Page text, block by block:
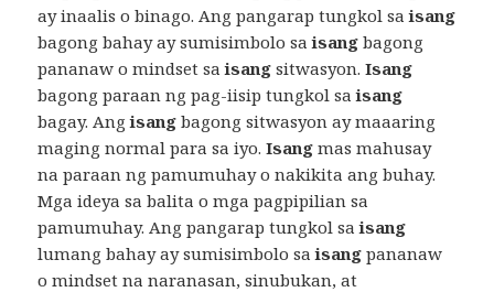
ay inaalis o binago. Ang pangarap tungkol saisang
bagong bahay ay sumisimbolo saisang bagong
pananaw o mindset saisang sitwasyon.Isang
bagong paraan ng pag-iisip tungkol saisang
bagay. Angisang bagong sitwasyon ay maaaring
maging normal para sa iyo.Isang mas mahusay
na paraan ng pamumuhay o nakikita ang buhay.
Mga ideya sa balita o mga pagpipilian sa
pamumuhay. Ang pangarap tungkol saisang
lumang bahay ay sumisimbolo saisang pananaw
o mindset na naranasan, sinubukan, at